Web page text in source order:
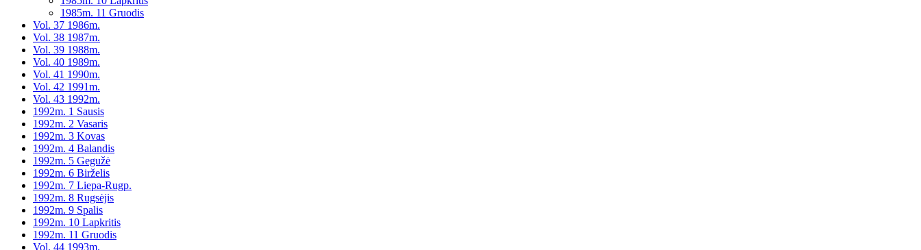
1985m. 11 Gruodis
Vol. 37 1986m.
Vol. 38 1987m.
Vol. 39 1988m.
Vol. 40 1989m.
Vol. 41 1990m.
Vol. 42 1991m.
Vol. 43 1992m.
1992m. 1 Sausis
1992m. 2 Vasaris
1992m. 3 Kovas
1992m. 4 Balandis
1992m. 5 Gegužė
1992m. 6 Birželis
1992m. 7 Liepa-Rugp.
1992m. 8 Rugsėjis
1992m. 9 Spalis
1992m. 10 Lapkritis
1992m. 11 Gruodis
Vol. 44 1993m.